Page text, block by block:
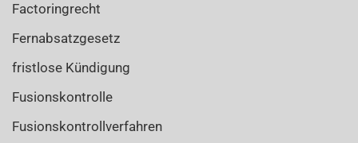
Factoringrecht
Fernabsatzgesetz
fristlose Kündigung
Fusionskontrolle
Fusionskontrollverfahren